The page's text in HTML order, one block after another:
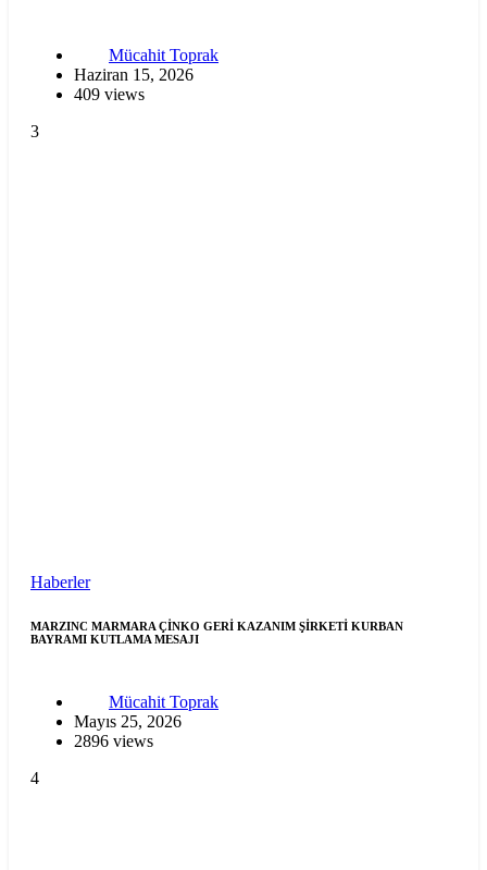
Mücahit Toprak
Haziran 15, 2026
409 views
3
Haberler
MARZINC MARMARA ÇİNKO GERİ KAZANIM ŞİRKETİ KURBAN
BAYRAMI KUTLAMA MESAJI
Mücahit Toprak
Mayıs 25, 2026
2896 views
4